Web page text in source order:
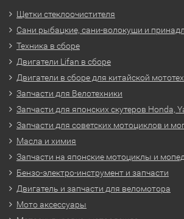
Щетки стеклоочистителя
Сани рыбацкие, сани-волокуши и
Техника в сборе
Двигатели Lifan в сборе
Двигатели в сборе для китайской
Запчасти для Велотехники
Запчасти для японских скутеров Honda,
Запчасти для советских мотоциклов и
Масла и химия
Запчасти на японские мотоциклы и
Бензо-электро-инструмент и запчасти
Двигатель и запчасти для веломотора
Мото аксессуары